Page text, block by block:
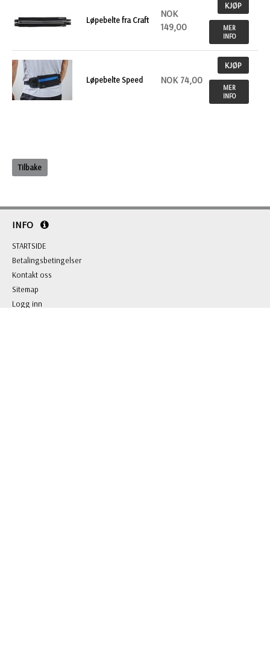
Løpebelte fra Craft
NOK
149,00
KJØP
MER
INFO
Løpebelte Speed NOK 74,00
KJØP
MER
INFO
Tilbake
INFO
STARTSIDE
Betalingsbetingelser
Kontakt oss
Sitemap
Logg inn